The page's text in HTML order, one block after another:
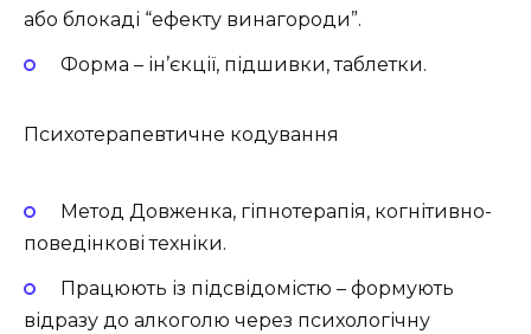
або блокаді “ефекту винагороди”.
Форма – ін’єкції, підшивки, таблетки.
Психотерапевтичне кодування
Метод Довженка, гіпнотерапія, когнітивно-
поведінкові техніки.
Працюють із підсвідомістю – формують
відразу до алкоголю через психологічну